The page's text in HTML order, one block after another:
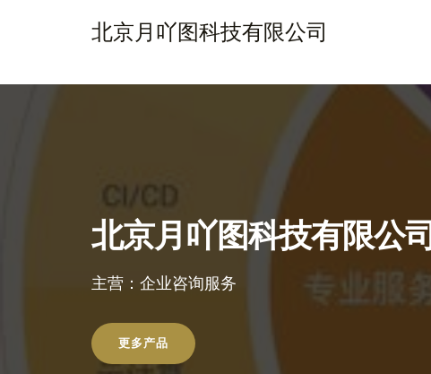
北京月吖图科技有限公司
北京月吖图科技有限公司
主营：企业咨询服务
更多产品